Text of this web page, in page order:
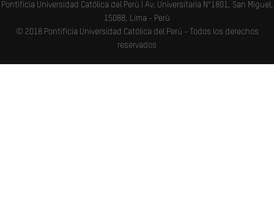
Pontificia Universidad Católica del Perú | Av. Universitaria N°1801, San Miguel,
15088, Lima - Perú
© 2018 Pontificia Universidad Católica del Perú - Todos los derechos
reservados